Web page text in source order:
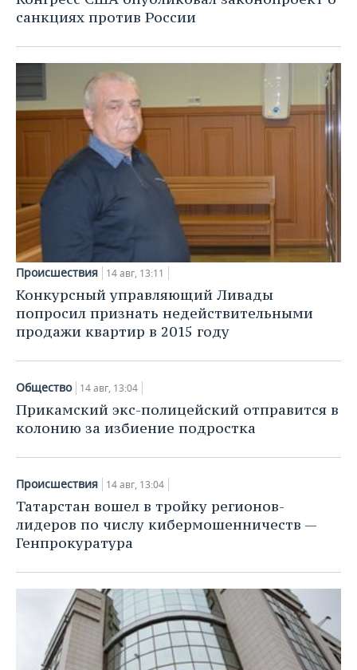
санкциях против России
Происшествия 14 авг, 13:11
Конкурсный управляющий Ливады
попросил признать недействительными
продажи квартир в 2015 году
Общество 14 авг, 13:04
Прикамский экс-полицейский отправится в
колонию за избиение подростка
Происшествия 14 авг, 13:04
Татарстан вошел в тройку регионов-
лидеров по числу кибермошенничеств —
Генпрокуратура